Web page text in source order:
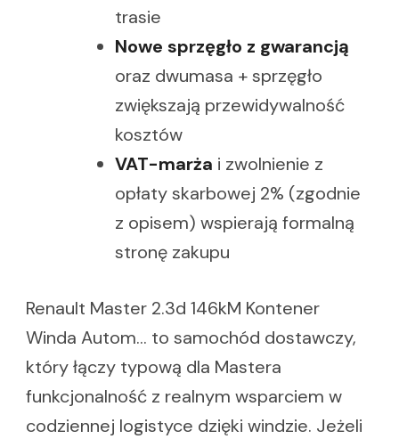
trasie
Nowe sprzęgło z gwarancją
oraz dwumasa + sprzęgło
zwiększają przewidywalność
kosztów
VAT-marża i zwolnienie z
opłaty skarbowej 2% (zgodnie
z opisem) wspierają formalną
stronę zakupu
Renault Master 2.3d 146kM Kontener
Winda Autom… to samochód dostawczy,
który łączy typową dla Mastera
funkcjonalność z realnym wsparciem w
codziennej logistyce dzięki windzie. Jeżeli